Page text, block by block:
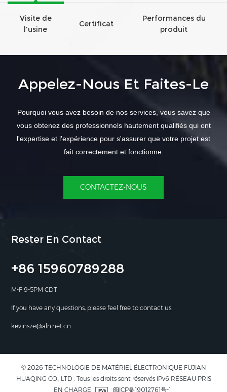
Visite de
l'usine
Certificat
Performances du
produit
Appelez-Nous Et Faites-Le
Pourquoi vous avez besoin de nos services, vous savez que
vous obtenez des professionnels hautement qualifiés qui ont
l'expertise et l'expérience pour s'assurer que votre projet est
fait correctement et fonctionne.
CONTACTEZ-NOUS
Rester En Contact
+86 15960789288
M-F 9-5PM CDT
If you have any questions, please feel free to contact us.
kevinsze@aln.net.cn
© 2026 TECHNOLOGIE DE MATÉRIEL ÉLECTRONIQUE FUJIAN
HUAQING CO., LTD . Tous les droits sont réservés IPv6 RÉSEAU PRIS
EN CHARGE
闽ICP备19012761号-1